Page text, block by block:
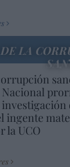
LA
Nacional
investigación
ingente
la UCO